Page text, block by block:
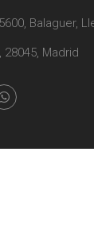
Balaguer,
28045, Madrid